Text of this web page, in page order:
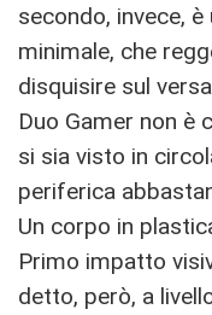
secondo, invece,
minimale, che
disquisire sul
Duo Gamer non è
si sia visto in
periferica
Un corpo in
Primo impatto
detto, però, a